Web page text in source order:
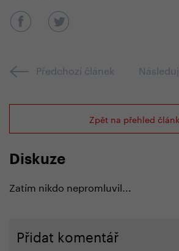
Předchozí článek
Zpět na přehled
Diskuze
Zatím nikdo nepromluvil...
Přidat komentář